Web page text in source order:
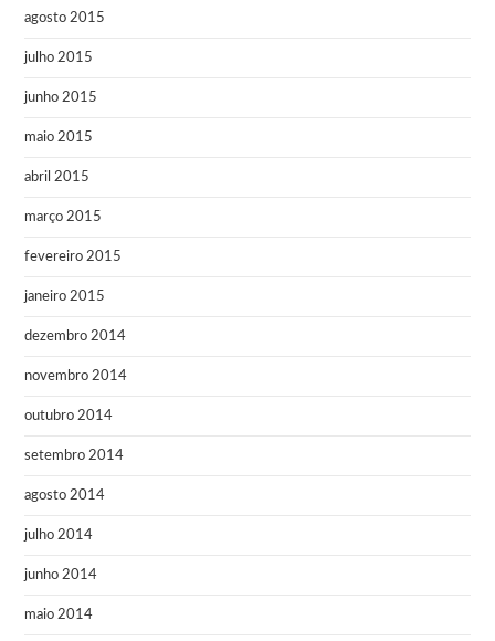
agosto 2015
julho 2015
junho 2015
maio 2015
abril 2015
março 2015
fevereiro 2015
janeiro 2015
dezembro 2014
novembro 2014
outubro 2014
setembro 2014
agosto 2014
julho 2014
junho 2014
maio 2014